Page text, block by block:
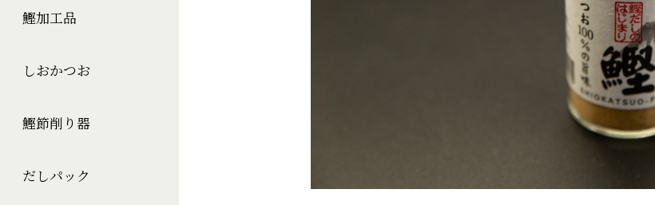
鰹加工品
しおかつお
鰹節削り器
だしパック